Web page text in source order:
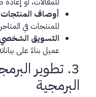
أوصاف المنتجات
للمنتجات في المتاجر
التسويق الشخصي
عميل بناءً على
3. تطوير
البرمجية